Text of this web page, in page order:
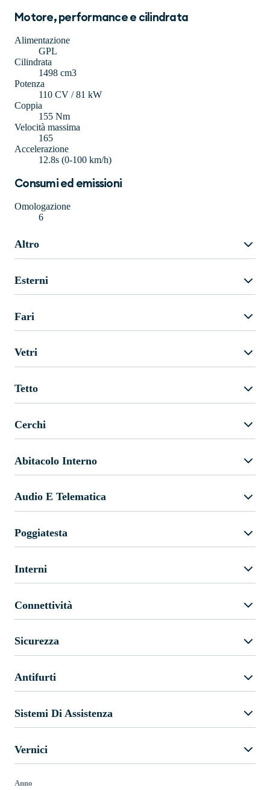
Motore, performance e cilindrata
Alimentazione
GPL
Cilindrata
1498 cm3
Potenza
110 CV / 81 kW
Coppia
155 Nm
Velocità massima
165
Accelerazione
12.8s (0-100 km/h)
Consumi ed emissioni
Omologazione
6
Altro
Esterni
Fari
Vetri
Tetto
Cerchi
Abitacolo Interno
Audio E Telematica
Poggiatesta
Interni
Connettività
Sicurezza
Antifurti
Sistemi Di Assistenza
Vernici
Anno